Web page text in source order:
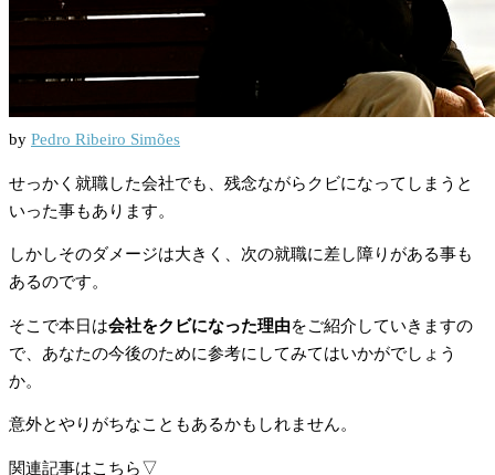
by Pedro Ribeiro Simões
せっかく就職した会社でも、残念ながらクビになってしまうと
いった事もあります。
しかしそのダメージは大きく、次の就職に差し障りがある事も
あるのです。
そこで本日は会社をクビになった理由をご紹介していきますの
で、あなたの今後のために参考にしてみてはいかがでしょう
か。
意外とやりがちなこともあるかもしれません。
関連記事はこちら▽